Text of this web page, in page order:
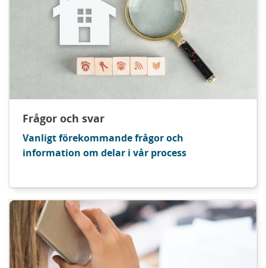
Frågor och svar
Vanligt förekommande frågor och
information om delar i vår process